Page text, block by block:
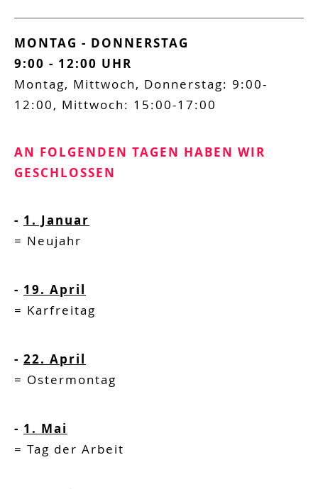
MONTAG - DONNERSTAG
9:00 - 12:00 UHR
Montag, Mittwoch, Donnerstag: 9:00-
12:00, Mittwoch: 15:00-17:00
AN FOLGENDEN TAGEN HABEN WIR
GESCHLOSSEN
- 1. Januar
= Neujahr
- 19. April
= Karfreitag
- 22. April
= Ostermontag
- 1. Mai
= Tag der Arbeit